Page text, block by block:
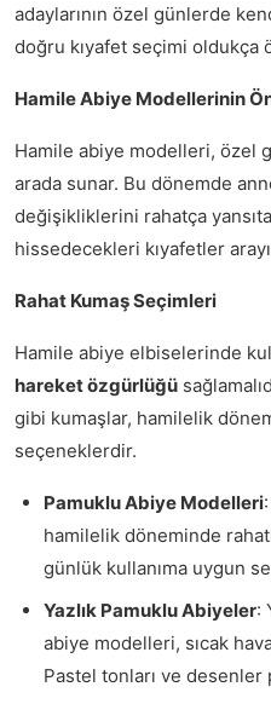
adaylarının özel günlerde
doğru kıyafet seçimi oldukça
Hamile Abiye Modellerinin
Hamile abiye modelleri, özel
arada sunar. Bu dönemde
değişikliklerini rahatça
hissedecekleri kıyafetler
Rahat Kumaş Seçimleri
Hamile abiye elbiselerinde
hareket özgürlüğü
gibi kumaşlar, hamilelik
seçeneklerdir.
Pamuklu Abiye Modelleri
hamilelik döneminde
günlük kullanıma uygun
Yazlık Pamuklu Abiyeler:
abiye modelleri, sıcak
Pastel tonları ve desenler